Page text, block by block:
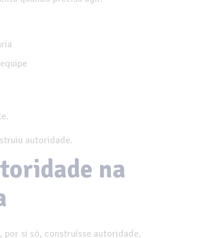
autoridade.
na
por si só, construísse autoridade.